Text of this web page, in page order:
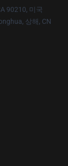
90210, 미국
상해, CN